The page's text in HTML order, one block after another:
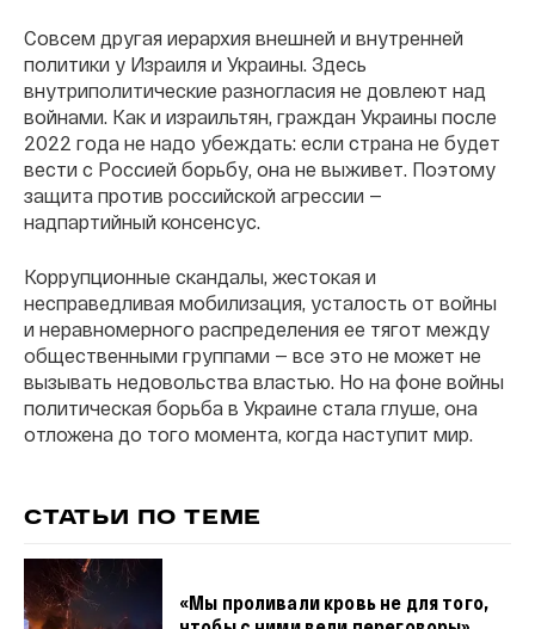
Совсем другая иерархия внешней и внутренней
политики у Израиля и Украины. Здесь
внутриполитические разногласия не довлеют над
войнами. Как и израильтян, граждан Украины после
2022 года не надо убеждать: если страна не будет
вести с Россией борьбу, она не выживет. Поэтому
защита против российской агрессии —
надпартийный консенсус.
Коррупционные скандалы, жестокая и
несправедливая мобилизация, усталость от войны
и неравномерного распределения ее тягот между
общественными группами — все это не может не
вызывать недовольства властью. Но на фоне войны
политическая борьба в Украине стала глуше, она
отложена до того момента, когда наступит мир.
СТАТЬИ ПО ТЕМЕ
«Мы проливали кровь не для того,